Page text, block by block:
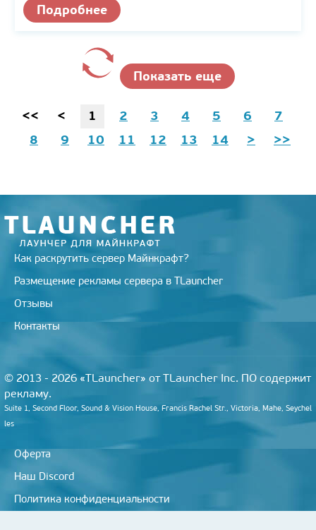
Подробнее
Показать еще
<< < 1 2 3 4 5 6
7
8
9 10 11 12 13 14 > >>
Как раскрутить сервер Майнкрафт?
Размещение рекламы сервера в TLauncher
Отзывы
Контакты
© 2013 - 2026 «TLauncher» от TLauncher Inc. ПО содержит
рекламу.
Suite 1, Second Floor, Sound & Vision House, Francis Rachel Str., Victoria, Mahe, Seychel
les
Оферта
Наш Discord
Политика конфиденциальности